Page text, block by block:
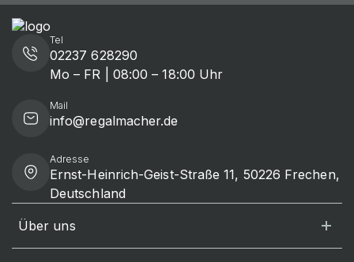
Tel
02237 628290
Mo – FR | 08:00 – 18:00 Uhr
Mail
info@regalmacher.de
Adresse
Ernst-Heinrich-Geist-Straße 11, 50226 Frechen,
Deutschland
Über uns